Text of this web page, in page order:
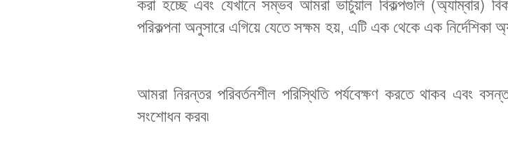
করা হচ্ছে এবং যেখানে সম্ভব আমরা ভার্চুয়াল বিকল্পগুলি (অ্যাম্বার)
পরিকল্পনা অনুসারে এগিয়ে যেতে সক্ষম হয়, এটি এক থেকে এক নির্দেশিকা
আমরা নিরন্তর পরিবর্তনশীল পরিস্থিতি পর্যবেক্ষণ করতে থাকব এবং
সংশোধন করব৷